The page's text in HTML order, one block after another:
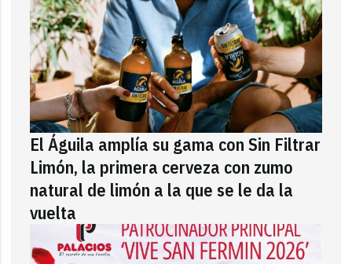
El Águila amplía su gama con Sin Filtrar
Limón, la primera cerveza con zumo
natural de limón a la que se le da la
vuelta